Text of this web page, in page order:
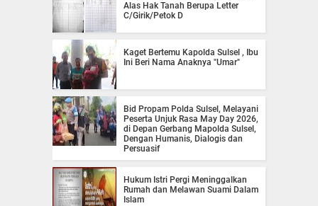
Alas Hak Tanah Berupa Letter
C/Girik/Petok D
Kaget Bertemu Kapolda Sulsel , Ibu
Ini Beri Nama Anaknya "Umar"
Bid Propam Polda Sulsel, Melayani
Peserta Unjuk Rasa May Day 2026,
di Depan Gerbang Mapolda Sulsel,
Dengan Humanis, Dialogis dan
Persuasif
Hukum Istri Pergi Meninggalkan
Rumah dan Melawan Suami Dalam
Islam